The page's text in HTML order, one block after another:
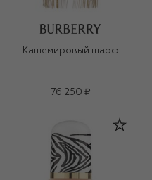
Кашемировый шарф
76 250 ₽